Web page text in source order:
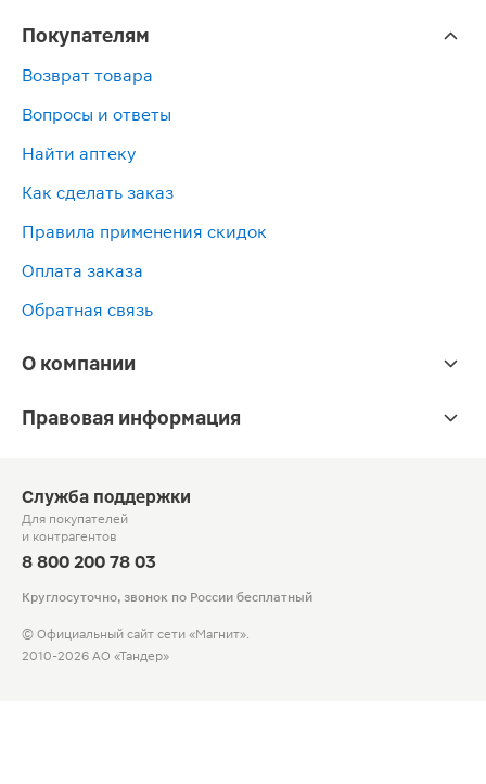
Покупателям
Возврат товара
Вопросы и ответы
Найти аптеку
Как сделать заказ
Правила применения скидок
Оплата заказа
Обратная связь
О компании
Правовая информация
Служба поддержки
Для покупателей
и контрагентов
8 800 200 78 03
Круглосуточно, звонок по России бесплатный
© Официальный сайт сети «Магнит».
2010-2026 АО «Тандер»